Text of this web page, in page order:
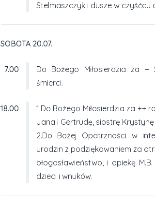
Stelmaszczyk i dusze w czyśćcu
SOBOTA 20.07.
7.00
Do Bożego Miłosierdzia za
śmierci.
18.00
1.Do Bożego Miłosierdzia za ++
Jana i Gertrudę, siostrę
2.Do Bożej Opatrzności w
urodzin z podziękowaniem za
błogosławieństwo, i opiekę
dzieci i wnuków.